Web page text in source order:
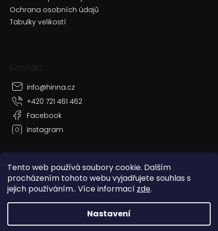
Tento web používá soubory cookie. Dalším
procházením tohoto webu vyjadřujete souhlas s
jejich používáním.. Více informací zde.
Nastavení
Ochrana osobních údajů
Tabulky velikostí
info@hinna.cz
+420 721 461 462
Facebook
Instagram
Vytvořil Shoptet
. Všechna práva vyhrazena.
Grafický návrh vytvořil a nakódovalShoptak.cz